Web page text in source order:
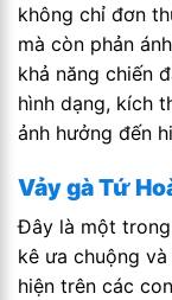
không chỉ đơn
mà còn phản
khả năng chiến
hình dạng, kích
ảnh hưởng đến
Vảy gà Tứ
Đây là một
kê ưa chuộng
hiện trên các